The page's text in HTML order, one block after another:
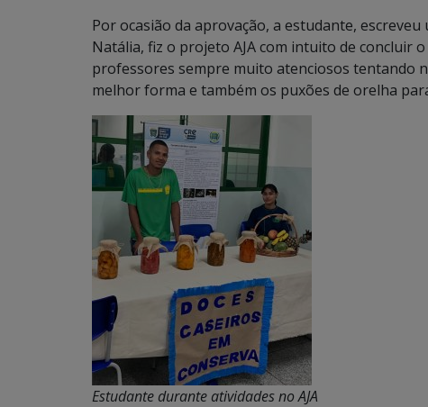
Por ocasião da aprovação, a estudante,
Natália, fiz o projeto AJA com intuito de concluir
professores sempre muito atenciosos tentando
melhor forma e também os puxões de orelha
Estudante durante atividades no AJA